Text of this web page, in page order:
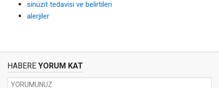
sinüzit tedavisi ve belirtileri
alerjiler
HABERE YORUM KAT